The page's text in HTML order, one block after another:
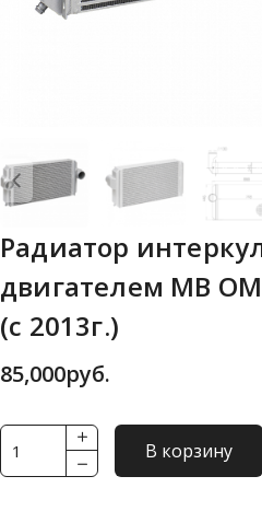
Радиатор
двигателем MB
(с 2013г.)
85,000руб.
Количество
товара
В корзину